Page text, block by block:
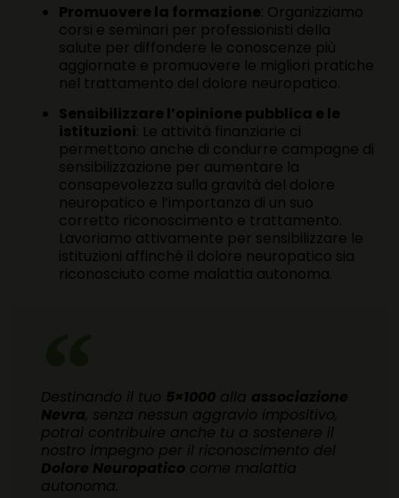
Promuovere la formazione: Organizziamo
corsi e seminari per professionisti della
salute per diffondere le conoscenze più
aggiornate e promuovere le migliori pratiche
nel trattamento del dolore neuropatico.
Sensibilizzare l’opinione pubblica e le
istituzioni: Le attività finanziarie ci
permettono anche di condurre campagne di
sensibilizzazione per aumentare la
consapevolezza sulla gravità del dolore
neuropatico e l’importanza di un suo
corretto riconoscimento e trattamento.
Lavoriamo attivamente per sensibilizzare le
istituzioni affinché il dolore neuropatico sia
riconosciuto come malattia autonoma.
Destinando il tuo 5×1000 alla associazione
Nevra, senza nessun aggravio impositivo,
potrai contribuire anche tu a sostenere il
nostro impegno per il riconoscimento del
Dolore Neuropatico come malattia
autonoma.